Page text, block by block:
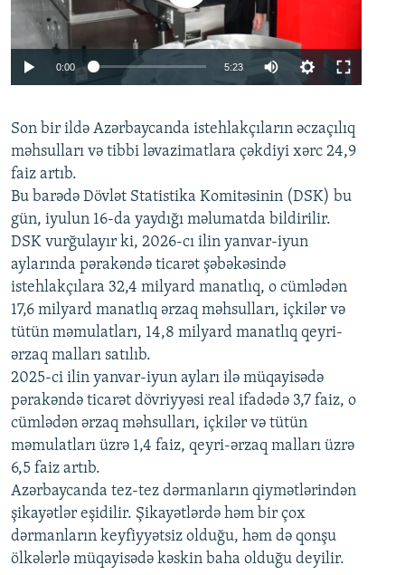
Auto 240p 360p 480p
720p 1080p
0:00 5:23
360p
480p
720p
1080p
Son bir ildə Azərbaycanda istehlakçıların əczaçılıq
məhsulları və tibbi ləvazimatlara çəkdiyi xərc 24,9
faiz artıb.
Bu barədə Dövlət Statistika Komitəsinin (DSK) bu
gün, iyulun 16-da yaydığı məlumatda bildirilir.
DSK vurğulayır ki, 2026-cı ilin yanvar-iyun
aylarında pərakəndə ticarət şəbəkəsində
istehlakçılara 32,4 milyard manatlıq, o cümlədən
17,6 milyard manatlıq ərzaq məhsulları, içkilər və
tütün məmulatları, 14,8 milyard manatlıq qeyri-
ərzaq malları satılıb.
2025-ci ilin yanvar-iyun ayları ilə müqayisədə
pərakəndə ticarət dövriyyəsi real ifadədə 3,7 faiz, o
cümlədən ərzaq məhsulları, içkilər və tütün
məmulatları üzrə 1,4 faiz, qeyri-ərzaq malları üzrə
6,5 faiz artıb.
Azərbaycanda tez-tez dərmanların qiymətlərindən
şikayətlər eşidilir. Şikayətlərdə həm bir çox
dərmanların keyfiyyətsiz olduğu, həm də qonşu
ölkələrlə müqayisədə kəskin baha olduğu deyilir.